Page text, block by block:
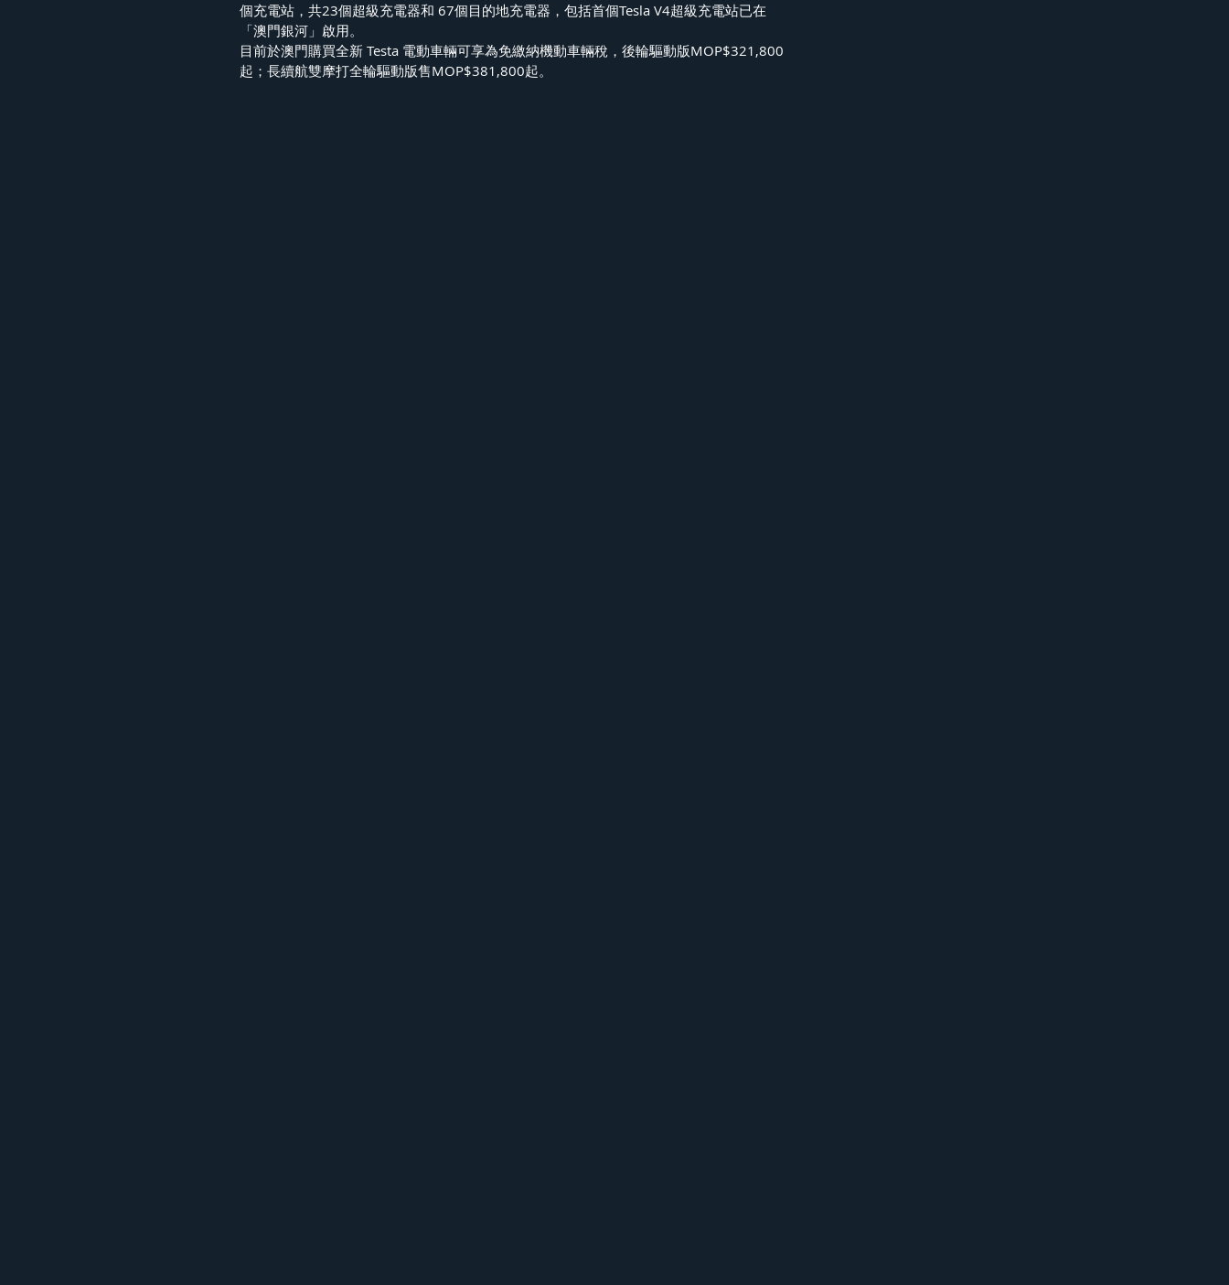
個充電站，共23個超級充電器和 67個目的地充電器，包括首個Tesla V4超級充電站已在
「澳門銀河」啟用。
目前於澳門購買全新 Testa 電動車輛可享為免繳納機動車輛稅，後輪驅動版MOP$321,800
起；長續航雙摩打全輪驅動版售MOP$381,800起。